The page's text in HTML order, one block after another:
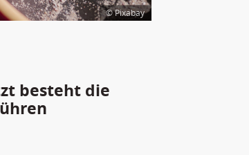
© Pixabay
besteht die